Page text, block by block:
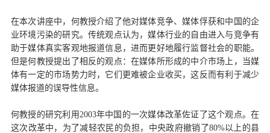
在本次讲座中，何教授介绍了他对媒体竞争、媒体俘获和中国的企
业环境污染的研究。传统观点认为，媒体行业的自由进入与竞争有
助于媒体真实客观地报道信息，进而更好地履行监督社会的职能。
但是何教授提出了相反的观点：在媒体所形成的中介市场上，当媒
体有一定的市场势力时，它们更难被企业收买，这反而有利于减少
媒体报道的误导性信息。
何教授的研究利用2003年中国的一次媒体改革佐证了这个观点。在
这次改革中，为了减轻农民的负担，中央政府撤销了80%以上的县